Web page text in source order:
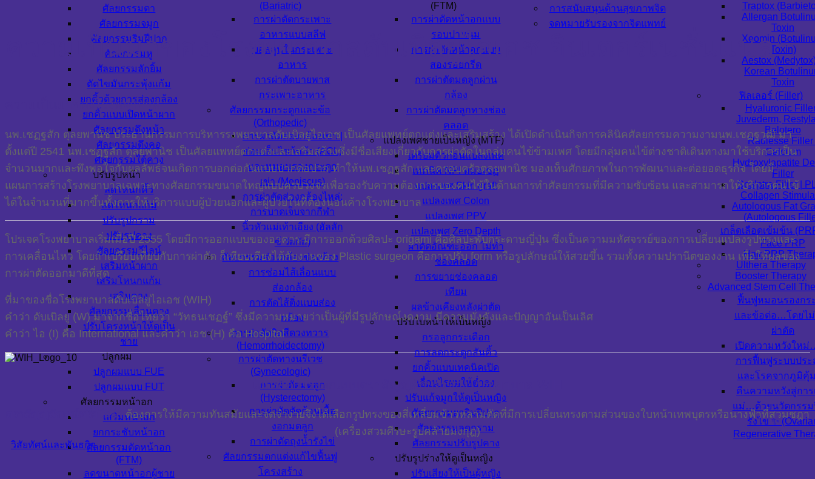
ศัลยกรรมตา
ศัลยกรรมจมูก
ศัลยกรรมริมฝีปาก
ศัลยกรรมหู
ศัลยกรรมลักยิ้ม
ตัดไขมันกระพุ้งแก้ม
ยกคิ้วด้วยการส่องกล้อง
ยกคิ้วแบบเปิดหน้าผาก
ศัลยกรรมดึงหน้า
ศัลยกรรมดึงคอ
ศัลยกรรมใต้คาง
ปรับรูปหน้า
ลดโหนกคิ้ว
ลดโหนกแก้ม
ปรับรูปกราม
ปรับรูปคาง
ศัลยกรรมวีไลน์
เสริมหน้าผาก
เสริมโหนกแก้ม
เสริมคาง
ศัลยกรรมเลื่อนคาง
ปรับโครงหน้าให้ดูเป็น
ชาย
ปลูกผม
ปลูกผมแบบ FUE
ปลูกผมแบบ FUT
ศัลยกรรมหน้าอก
เสริมหน้าอก
ยกกระชับหน้าอก
ศัลยกรรมตัดหน้าอก
(FTM)
ลดขนาดหน้าอกผู้ชาย
(Bariatric)
การผ่าตัดกระเพาะ
อาหารแบบสลีฟ
บอลลูนในกระเพาะ
อาหาร
การผ่าตัดบายพาส
กระเพาะอาหาร
ศัลยกรรมกระดูกและข้อ
(Orthopedic)
การผ่าตัดส่องกล้องเข่า |
ซ่อมเอ็นไขว้หน้า (ACL)
และหมอนรองกระดูก
เข่า (Meniscus)
การผ่าตัดส่องกล้องไหล่:
การบาดเจ็บจากกีฬา
นิ้วหัวแม่เท้าเอียง (ฮัลลัก
ซ์ วัลกัส)
ศัลยกรรมส่องกล้องช่องท้อง
การซ่อมไส้เลื่อนแบบ
ส่องกล้อง
การตัดไส้ติ่งแบบส่อง
กล้อง
การผ่าตัดริดสีดวงทวาร
(Hemorrhoidectomy)
การผ่าตัดทางนรีเวช
(Gynecologic)
การผ่าตัดมดลูก
(Hysterectomy)
การผ่าตัดตัดก้อนเนื้อ
งอกมดลูก
การผ่าตัดถุงน้ำรังไข่
ศัลยกรรมตกแต่งแก้ไขฟื้นฟู
โครงสร้าง
(FTM)
การผ่าตัดหน้าอกแบบ
รอบปานนม
การผ่าตัดหน้าอกแบบ
สองรอยกรีด
การผ่าตัดมดลูกผ่าน
กล้อง
การผ่าตัดมดลูกทางช่อง
คลอด
แปลงเพศชายเป็นหญิง (MTF)
เตรียมตัวก่อนแปลงเพศ
เทคนิค NPI หมอเชฏ
แปลงเพศ Skin graft
แปลงเพศ Colon
แปลงเพศ PPV
แปลงเพศ Zero Depth
ผ่าตัดอัณฑะออก ไม่ทำ
ช่องคลอด
การขยายช่องคลอด
เทียม
ผลข้างเคียงหลังผ่าตัด
ปรับใบหน้าให้เป็นหญิง
กรอลูกกระเดือก
การลดกระดูกสันคิ้ว
ยกคิ้วแบบเทคนิคเปิด
เลื่อนไรผมให้ต่ำลง
ปรับแก้จมูกให้ดูเป็นหญิง
ศัลยกรรมยกริมฝีปาก
ศัลยกรรมลดกราม
ศัลยกรรมปรับรูปคาง
ปรับรูปร่างให้ดูเป็นหญิง
ปรับเสียงให้เป็นผู้หญิง
การสนับสนุนด้านสุขภาพจิต
จดหมายรับรองจากจิตแพทย์
Traptox
Allergan
Toxin
Xeomin
Toxin)
Aestox
Korean
Toxin
ฟิลเลอร์ (Filler)
Hyaluronic
Juvederm,
Belotero
Radiesse Filler
Calcium
Hydroxylapatite
Filler
Sculptra Filler |
Collagen
Autologous Fat
(Autologous
เกล็ดเลือดเข้มข้น
Face PRP
Hair PRP
Ulthera Therapy
Booster Therapy
Advanced Stem Cell
ฟื้นฟูหมอนรองกร
และข้อต่อ…โดยไ
ผ่าตัด
เปิดความหวังใหม่
การฟื้นฟูระบบประ
และโรคจากภูมิคุ้
คืนความหวังสู่การ
แม่…ด้วยนวัตกรร
รังไข่ ✨
Regenerative
ความเป็นมาของโรงพยาบาลดับเบิลยูไอเอช อินเตอร์เนชั่นแนล
ความเป็นมาของโรงพยาบาล
นพ.เชฏฐสัก ตุลยพานิช ประธานกรรมการบริหารรงพยาบาลดับเบิลยูไอเอช เป็นศัลยแพทย์ตกแต่งและเสริมสร้าง ได้เปิดดำเนินกิจการคลินิคศัลยกรรมความงามนพ.เชฏฐวุฒิ มา
ตั้งแต่ปี 2541 นพ.เชฏฐสัก ตุลยพานิช เป็นศัลยแพทย์ตกแต่งและเสริมสร้างซึ่งมีชื่อเสียงเกี่ยวกับการผ่าตัดในกลุ่มคนไข้ข้ามเพศ โดยมีกลุ่มคนไข้ต่างชาติเดินทางมาใช้บริการเป็น
จำนวนมากและพึงพอใจกับผลลัพธ์จนเกิดการบอกต่อกันแบบปากต่อปาก ทำให้นพ.เชฏฐสัก และครอบครัวตุลยพานิช มองเห็นศักยภาพในการพัฒนาและต่อยอดธุรกิจ โดยมี
แผนการสร้างโรงพยาบาลเฉพาะทางศัลยกรรมขนาดใหญ่แบบครบวงจรเพื่อรองรับความต้องการของคนไข้ในด้านการทำศัลยกรรมที่มีความซับซ้อน และสามารถให้บริการคนไข้
ได้ในจำนวนที่มากขึ้นทั้งการให้บริการแบบผู้ป่วยนอกและผู้ป่วยในที่ต้องนอนค้างโรงพยาบาล
โปรเจคโรงพยาบาลเริ่มเมื่อปี 2555 โดยมีการออกแบบของอาคาร มีการออกด้วยศิลปะ origami คือศิลปะพับกระดาษญี่ปุ่น ซึ่งเป็นความมหัศจรรย์ของการเปลี่ยนแปลงรูปทรงและ
การเคลื่อนไหว โดยถ้าเปรียบเทียบกับการผ่าตัด ก็เทียบเคียงได้กับงานของ Plastic surgeon คือการปรับ form หรือรูปลักษณ์ให้สวยขึ้น รวมทั้งความปรานีตของงาน เพื่อให้ผลของ
การผ่าตัดออกมาดีที่สุด
ที่มาของชื่อโรงพยาบาลดับเบิลยูไอเอช (WIH)
คำว่า ดับเบิลยู (W) มาจากชื่อไทยว่า “วัทธนเชฏฐ์” ซึ่งมีความหมายว่าเป็นผู้ที่มีรูปลักษณ์งดงาม มีความมั่งคั่งและปัญญาอันเป็นเลิศ
คำว่า ไอ (I) คือ International และคำว่า เอช (H) คือ Hospital
แนวคิดการออกแบบตราสัญญลักษณ์ของโรงพยาบาล WIH
ตราสัญญลักษณ์หรือโลโก้ต้องการให้มีความทันสมัยและจดจำง่ายจึงได้เลือกรูปทรงของสี่เหลี่ยมข้าวหลามตัดที่มีการเปลี่ยนทรงตามส่วนของใบหน้าเทพบุตรหรือนางฟ้าที่สวมชฎา
(เครื่องสวมศีรษะรูปคล้ายมงกุฎ)
วิสัยทัศน์และพันธกิจ